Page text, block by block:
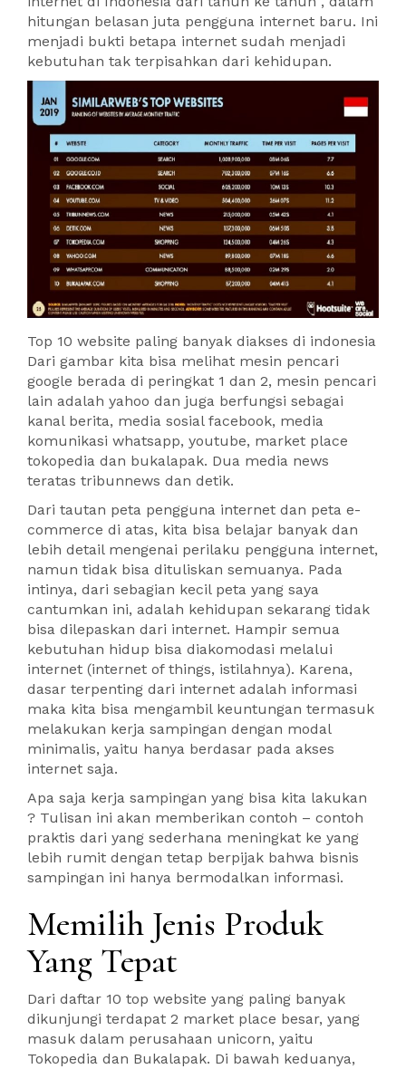
hitungan belasan juta pengguna internet baru. Ini
menjadi bukti betapa internet sudah menjadi
kebutuhan tak terpisahkan dari kehidupan.
Top 10 website paling banyak diakses di indonesia
Dari gambar kita bisa melihat mesin pencari
google berada di peringkat 1 dan 2, mesin pencari
lain adalah yahoo dan juga berfungsi sebagai
kanal berita, media sosial facebook, media
komunikasi whatsapp, youtube, market place
tokopedia dan bukalapak. Dua media news
teratas tribunnews dan detik.
Dari tautan peta pengguna internet dan peta e-
commerce di atas, kita bisa belajar banyak dan
lebih detail mengenai perilaku pengguna internet,
namun tidak bisa dituliskan semuanya. Pada
intinya, dari sebagian kecil peta yang saya
cantumkan ini, adalah kehidupan sekarang tidak
bisa dilepaskan dari internet. Hampir semua
kebutuhan hidup bisa diakomodasi melalui
internet (internet of things, istilahnya). Karena,
dasar terpenting dari internet adalah informasi
maka kita bisa mengambil keuntungan termasuk
melakukan kerja sampingan dengan modal
minimalis, yaitu hanya berdasar pada akses
internet saja.
Apa saja kerja sampingan yang bisa kita lakukan
? Tulisan ini akan memberikan contoh – contoh
praktis dari yang sederhana meningkat ke yang
lebih rumit dengan tetap berpijak bahwa bisnis
sampingan ini hanya bermodalkan informasi.
Memilih Jenis Produk
Yang Tepat
Dari daftar 10 top website yang paling banyak
dikunjungi terdapat 2 market place besar, yang
masuk dalam perusahaan unicorn, yaitu
Tokopedia dan Bukalapak. Di bawah keduanya,